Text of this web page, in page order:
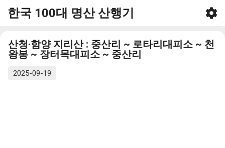
기본 콘텐츠로 건너뛰기
한국 100대 명산 산행기
산청·함양 지리산 : 중산리 ~ 로타리대피소 ~ 천
왕봉 ~ 장터목대피소 ~ 중산리
2025-09-19